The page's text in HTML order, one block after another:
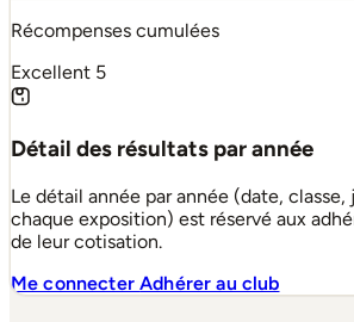
Récompenses cumulées
Excellent 5
Détail des résultats par année
Le détail année par année (date,
chaque exposition) est réservé aux
de leur cotisation.
Me connecterAdhérer au club